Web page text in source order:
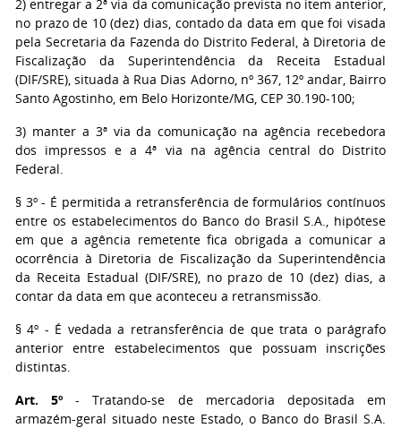
2) entregar a 2ª via da comunicação prevista no item anterior,
no prazo de 10 (dez) dias, contado da data em que foi visada
pela Secretaria da Fazenda do Distrito Federal, à Diretoria de
Fiscalização da Superintendência da Receita Estadual
(DIF/SRE), situada à Rua Dias Adorno, nº 367, 12º andar, Bairro
Santo Agostinho, em Belo Horizonte/MG, CEP 30.190-100;
3) manter a 3ª via da comunicação na agência recebedora
dos impressos e a 4ª via na agência central do Distrito
Federal.
§ 3º - É permitida a retransferência de formulários contínuos
entre os estabelecimentos do Banco do Brasil S.A., hipótese
em que a agência remetente fica obrigada a comunicar a
ocorrência à Diretoria de Fiscalização da Superintendência
da Receita Estadual (DIF/SRE), no prazo de 10 (dez) dias, a
contar da data em que aconteceu a retransmissão.
§ 4º - É vedada a retransferência de que trata o parágrafo
anterior entre estabelecimentos que possuam inscrições
distintas.
Art. 5º - Tratando-se de mercadoria depositada em
armazém-geral situado neste Estado, o Banco do Brasil S.A.